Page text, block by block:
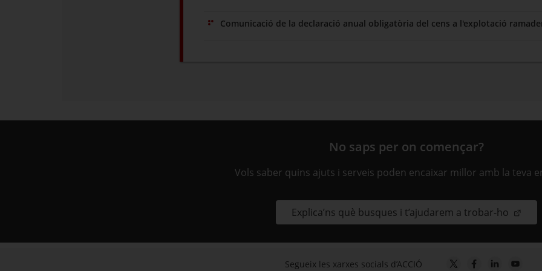
Comunicació de la declaració anual obligatòria del cens a l'explotació
No saps per on començar?
Vols saber quins ajuts i serveis poden encaixar millor amb la teva
Explica’ns què busques i t’ajudarem a trobar-ho
Segueix les xarxes socials d’ACCIÓ